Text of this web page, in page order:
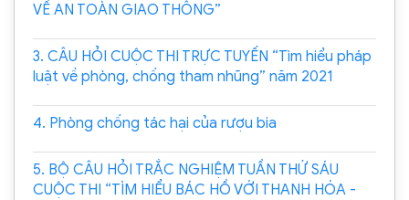
VỀ AN TOÀN GIAO THÔNG”
3. CÂU HỎI CUỘC THI TRỰC TUYẾN “Tìm hiểu pháp
luật về phòng, chống tham nhũng” năm 2021
4. Phòng chống tác hại của rượu bia
5. BỘ CÂU HỎI TRẮC NGHIỆM TUẦN THỨ SÁU
CUỘC THI “TÌM HIỂU BÁC HỒ VỚI THANH HÓA -